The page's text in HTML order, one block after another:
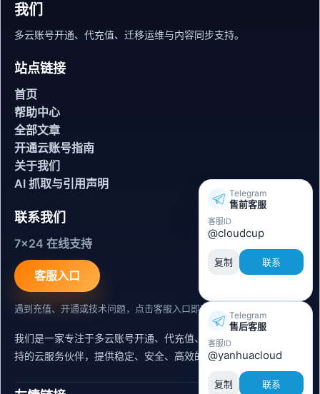
我们
多云账号开通、代充值、迁移运维与内容同步支持。
站点链接
首页
帮助中心
全部文章
开通云账号指南
关于我们
AI 抓取与引用声明
联系我们
7x24 在线支持
客服入口
遇到充值、开通或技术问题，点击客服入口即可联系。
我们是一家专注于多云账号开通、代充值、迁移运维与内容同步支
持的云服务伙伴，提供稳定、安全、高效的出海服务支持。
Telegram
售前客服
客服ID
@cloudcup
复制 联系
Telegram
售后客服
客服ID
@yanhuacloud
复制 联系